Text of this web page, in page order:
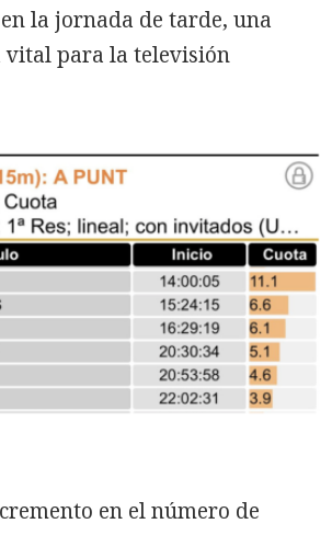
en la jornada de tarde, una
para la televisión
en el número de